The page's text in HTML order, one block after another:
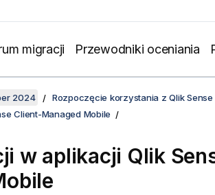
migracji Przewodniki oceniania
2024
Rozpoczęcie korzystania z Qlik Sense
Client-Managed Mobile
w aplikacji Qlik